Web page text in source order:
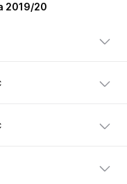
2019/20